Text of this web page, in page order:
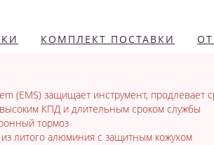
КОМПЛЕКТ ПОСТАВКИ
(EMS) защищает инструмент, продлевает
КПД и длительным сроком службы
тормоз
литого алюминия с защитным кожухом